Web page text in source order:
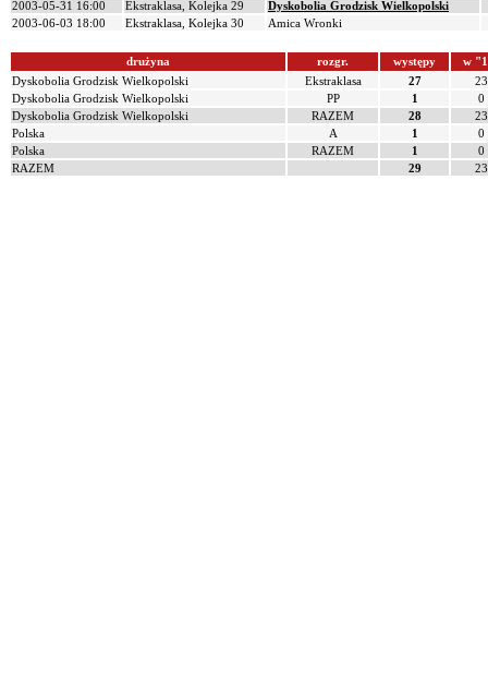
2003-05-31 16:00
Ekstraklasa, Kolejka 29
Dyskobolia Grodzisk Wielkopolski
2003-06-03 18:00
Ekstraklasa, Kolejka 30 Amica Wronki
drużyna rozgr. występy
w
Dyskobolia Grodzisk Wielkopolski
Ekstraklasa 27
23
Dyskobolia Grodzisk Wielkopolski
PP 1
0
Dyskobolia Grodzisk Wielkopolski
RAZEM 28
23
Polska
A 1
0
Polska
RAZEM 1
0
RAZEM
29 23